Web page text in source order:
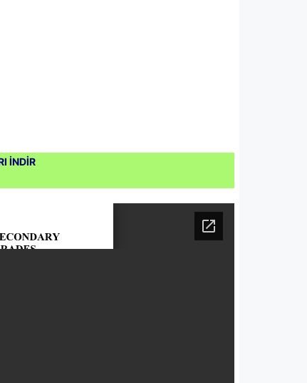
İNDİR